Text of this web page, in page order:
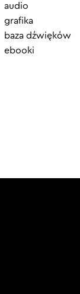
audio
grafika
baza dźwięków
ebooki